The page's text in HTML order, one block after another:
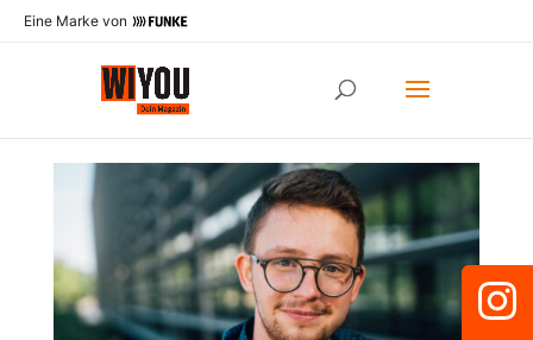
Eine Marke von